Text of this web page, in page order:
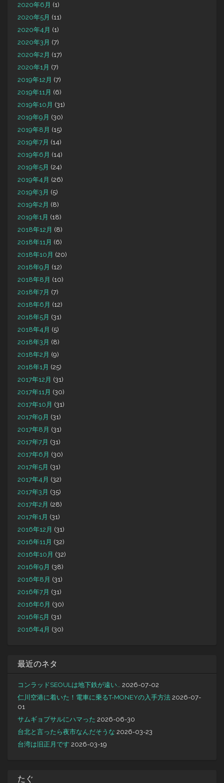
2020年6月 (1)
2020年5月 (11)
2020年4月 (1)
2020年3月 (7)
2020年2月 (17)
2020年1月 (7)
2019年12月 (7)
2019年11月 (6)
2019年10月 (31)
2019年9月 (30)
2019年8月 (15)
2019年7月 (14)
2019年6月 (14)
2019年5月 (24)
2019年4月 (26)
2019年3月 (5)
2019年2月 (8)
2019年1月 (18)
2018年12月 (8)
2018年11月 (6)
2018年10月 (20)
2018年9月 (12)
2018年8月 (10)
2018年7月 (7)
2018年6月 (12)
2018年5月 (31)
2018年4月 (5)
2018年3月 (8)
2018年2月 (9)
2018年1月 (25)
2017年12月 (31)
2017年11月 (30)
2017年10月 (31)
2017年9月 (31)
2017年8月 (31)
2017年7月 (31)
2017年6月 (30)
2017年5月 (31)
2017年4月 (32)
2017年3月 (35)
2017年2月 (28)
2017年1月 (31)
2016年12月 (31)
2016年11月 (32)
2016年10月 (32)
2016年9月 (38)
2016年8月 (31)
2016年7月 (31)
2016年6月 (30)
2016年5月 (31)
2016年4月 (30)
最近のネタ
コンラッドSEOULは地下鉄が遠い…
2026-07-02
仁川空港に着いた！電車に乗るT-MONEYの入手方法 2026-07-
01
サムギョプサルにハマった 2026-06-30
台北と言ったら夜市なんだそうな 2026-03-23
台湾は旧正月です 2026-03-19
たぐ